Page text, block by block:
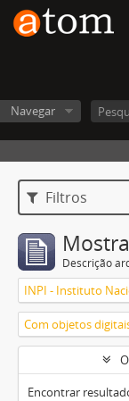
Navegar
Filtros
Descrição
Com objetos
Encontrar